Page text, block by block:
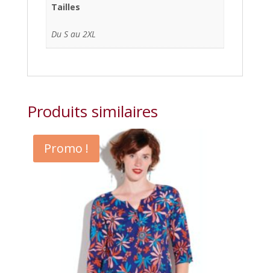
Tailles
Du S au 2XL
Produits similaires
Promo !